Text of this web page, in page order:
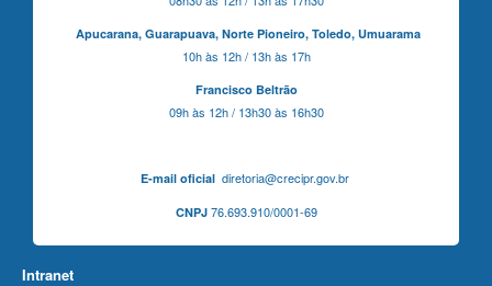
Apucarana, Guarapuava, Norte Pioneiro, Toledo, Umuarama
10h às 12h / 13h às 17h
Francisco Beltrão
09h às 12h / 13h30 às 16h30
E-mail oficialdiretoria@crecipr.gov.br
CNPJ76.693.910/0001-69
Intranet